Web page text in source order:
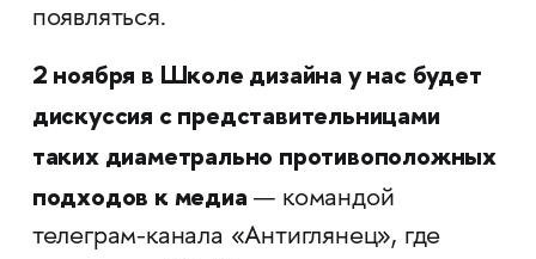
появляться.
2 ноября в Школе дизайна у нас будет
дискуссия с представительницами
таких диаметрально противоположных
подходов к медиа — командой
телеграм-канала «Антиглянец», где